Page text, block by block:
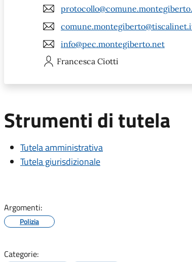
info@pec.montegiberto.net
Francesca Ciotti
Strumenti di tutela
Tutela amministrativa
Tutela giurisdizionale
Argomenti:
Polizia
Categorie: